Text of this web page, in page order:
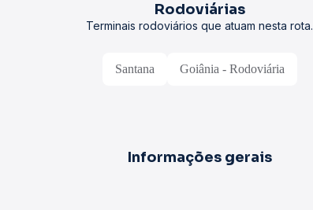
Rodoviárias
Terminais rodoviários que atuam nesta rota.
Santana Goiânia - Rodoviária
Informações gerais